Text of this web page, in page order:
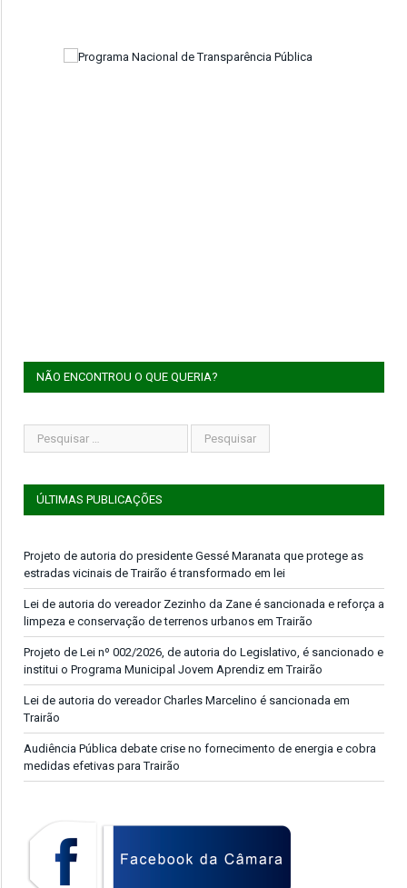
NÃO ENCONTROU O QUE QUERIA?
ÚLTIMAS PUBLICAÇÕES
Projeto de autoria do presidente Gessé Maranata que protege as
estradas vicinais de Trairão é transformado em lei
Lei de autoria do vereador Zezinho da Zane é sancionada e reforça a
limpeza e conservação de terrenos urbanos em Trairão
Projeto de Lei nº 002/2026, de autoria do Legislativo, é sancionado e
institui o Programa Municipal Jovem Aprendiz em Trairão
Lei de autoria do vereador Charles Marcelino é sancionada em
Trairão
Audiência Pública debate crise no fornecimento de energia e cobra
medidas efetivas para Trairão